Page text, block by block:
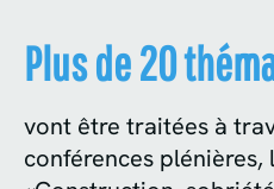
Plus de 20
vont être traitées à
conférences plénières,